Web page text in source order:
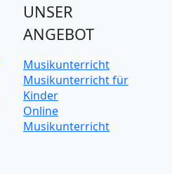
UNSER
ANGEBOT
Musikunterricht
Musikunterricht für
Kinder
Online
Musikunterricht